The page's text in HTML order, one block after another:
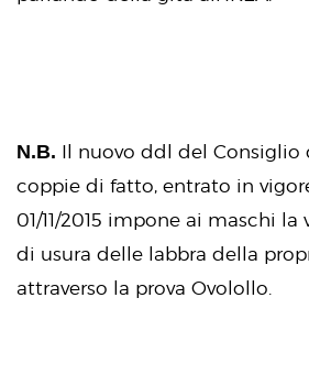
N.B. Il nuovo ddl del Consiglio
coppie di fatto, entrato in
01/11/2015 impone ai maschi
di usura delle labbra della
attraverso la prova Ovolollo.